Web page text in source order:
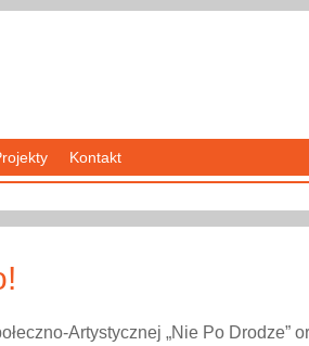
Kontakt
Artystycznej „Nie Po Drodze”